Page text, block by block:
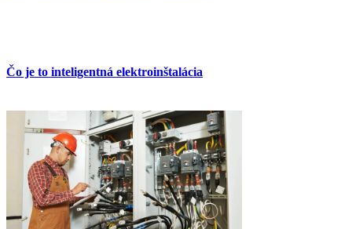
Čo je to inteligentná elektroinštalácia